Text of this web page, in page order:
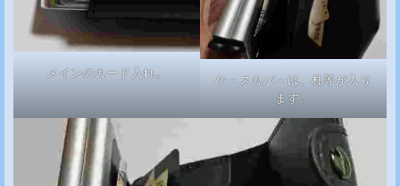
メインのカード入れ。
ケ－スカバ－は、札等が入り
ます。